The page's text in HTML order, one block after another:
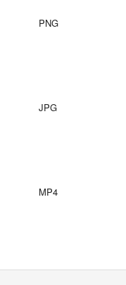
PNG
JPG
MP4